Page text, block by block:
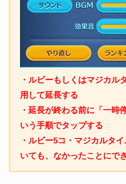
・ルビーもしくはマジカル
用して延長する
・延長が終わる前に「一時
いう手順でタップする
・ルビー5コ・マジカルタ
いても、なかったことにで